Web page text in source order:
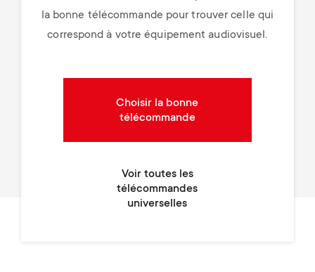
la bonne télécommande pour trouver celle qui
correspond à votre équipement audiovisuel.
Choisir la bonne
télécommande
Voir toutes les
télécommandes
universelles